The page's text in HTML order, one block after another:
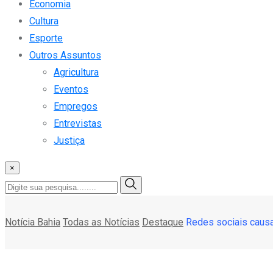
Economia
Cultura
Esporte
Outros Assuntos
Agricultura
Eventos
Empregos
Entrevistas
Justiça
×
Notícia Bahia Todas as Notícias Destaque Redes sociais